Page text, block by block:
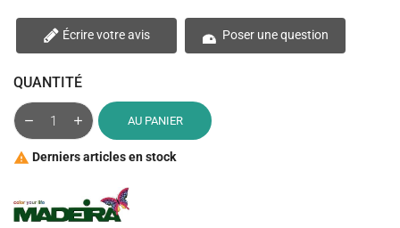
Écrire votre avis Poser une question
QUANTITÉ
AU PANIER
 Derniers articles en stock